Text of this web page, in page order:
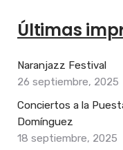
Últimas
Naranjazz Festival
26 septiembre, 2025
Conciertos a la
Domínguez
18 septiembre, 2025